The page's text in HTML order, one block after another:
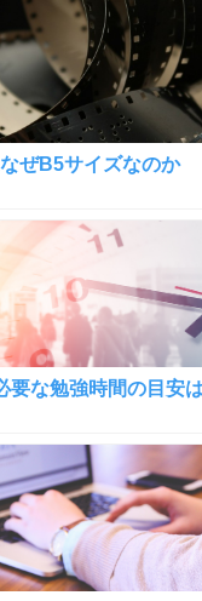
ぜB5サイズなのか
要な勉強時間の目安